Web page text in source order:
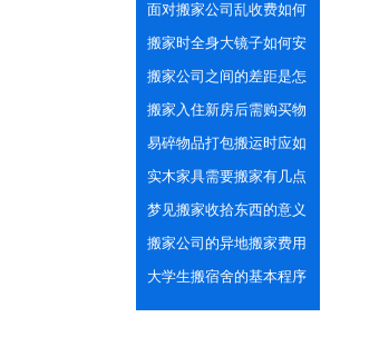
少？需提前预定车辆吗？
面对搬家公司乱收费如何
正确应对和处理？
搬家时全身大镜子如何安
全搬运打包？
搬家公司之间的差距是怎
样的？
搬家入住新房后需购买物
品的清单
易碎物品打包搬运时应如
何注意安全呢？
实木家具需要搬家有几点
注意事项
梦见搬家收拾东西的意义
搬家公司的异地搬家费用
计算方法
大学生搬宿舍的基本程序
和注意事项